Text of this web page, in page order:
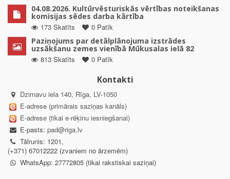
04.08.2026. Kultūrvēsturiskās vērtības noteikšanas
komisijas sēdes darba kārtība
173 Skatīts
0 Patīk
Paziņojums par detālplānojuma izstrādes
uzsākšanu zemes vienībā Mūkusalas ielā 82
813 Skatīts
0 Patīk
Kontakti
Dzirnavu iela 140, Rīga, LV-1050
E-adrese (primārais saziņas kanāls)
E-adrese (tikai e-rēķinu iesniegšanai)
E-pasts: pad@riga.lv
Tālrunis: 1201,
(+371) 67012222 (zvaniem no ārzemēm)
WhatsApp: 27772805 (tikai rakstiskai saziņai)